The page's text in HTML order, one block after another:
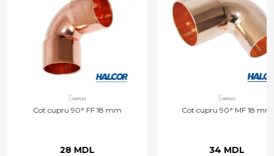
Cot cupru 90° FF 18 mm
28 MDL
Cot cupru 90° MF 18 mm
34 MDL